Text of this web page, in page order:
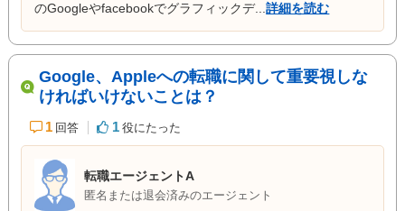
のGoogleやfacebookでグラフィックデ...詳細を読む
Google、Appleへの転職に関して重要視しな
ければいけないことは？
1 回答 1 役にたった
転職エージェントA
匿名または退会済みのエージェント